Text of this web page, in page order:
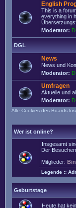
English
This is a
everything in
Moderator:
DGL
News
News und
Moderator:
Umfragen
Aktuelle und
Moderator:
Alle Cookies des Boards
Wer ist online?
Insgesamt
Der
Mitglieder:
Legende ::
Geburtstage
Heute hat